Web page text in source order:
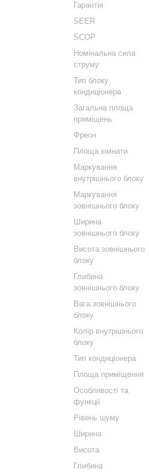
Гарантія
SEER
SCOP
Номінальна сила
струму
Тип блоку
кондиціонера
Загальна площа
приміщень
Фреон
Площа кімнати
Маркування
внутрішнього блоку
Маркування
зовнішнього блоку
Ширина
зовнішнього блоку
Висота зовнішнього
блоку
Глибина
зовнішнього блоку
Вага зовнішнього
блоку
Колір внутрішнього
блоку
Тип кондиціонера
Площа приміщення
Особливості та
функції
Рівень шуму
Ширина
Висота
Глибина